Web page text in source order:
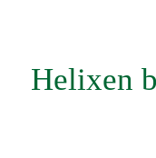
Helixen